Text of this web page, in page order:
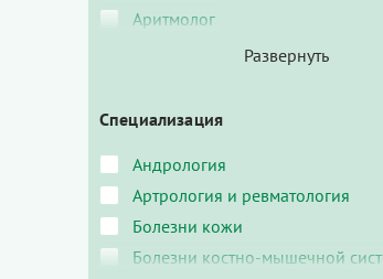
Аритмолог
Специализация
Андрология
Артрология и ревматология
Болезни кожи
Болезни костно-мышечной